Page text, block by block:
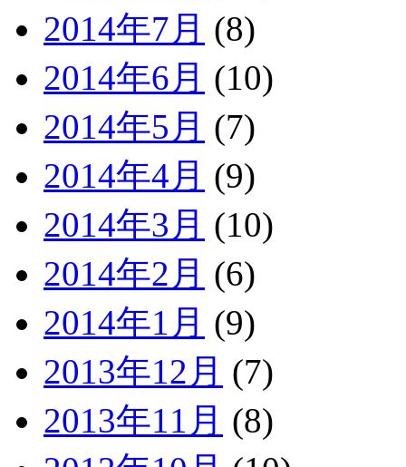
2014年7月 (8)
2014年6月 (10)
2014年5月 (7)
2014年4月 (9)
2014年3月 (10)
2014年2月 (6)
2014年1月 (9)
2013年12月 (7)
2013年11月 (8)